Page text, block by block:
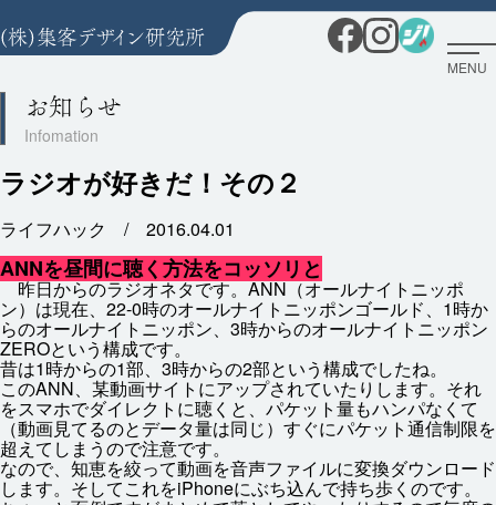
MENU
お知らせ
ラジオが好きだ！その２
ライフハック / 2016.04.01
ANNを昼間に聴く方法をコッソリと
昨日からのラジオネタです。ANN（オールナイトニッポ
ン）は現在、22-0時のオールナイトニッポンゴールド、1時か
らのオールナイトニッポン、3時からのオールナイトニッポン
ZEROという構成です。
昔は1時からの1部、3時からの2部という構成でしたね。
このANN、 某動画サイトにアップされていたりします。それ
をスマホでダイレクトに聴くと、パケット量もハンパなくて
（動画見てるのとデータ量は同じ）すぐにパケット通信制限を
超 えてしまうので注意です。
なので、 知恵を絞って動画を音声ファイルに変換ダウンロード
します。そしてこれをiPhoneにぶち込んで持ち歩くのです。